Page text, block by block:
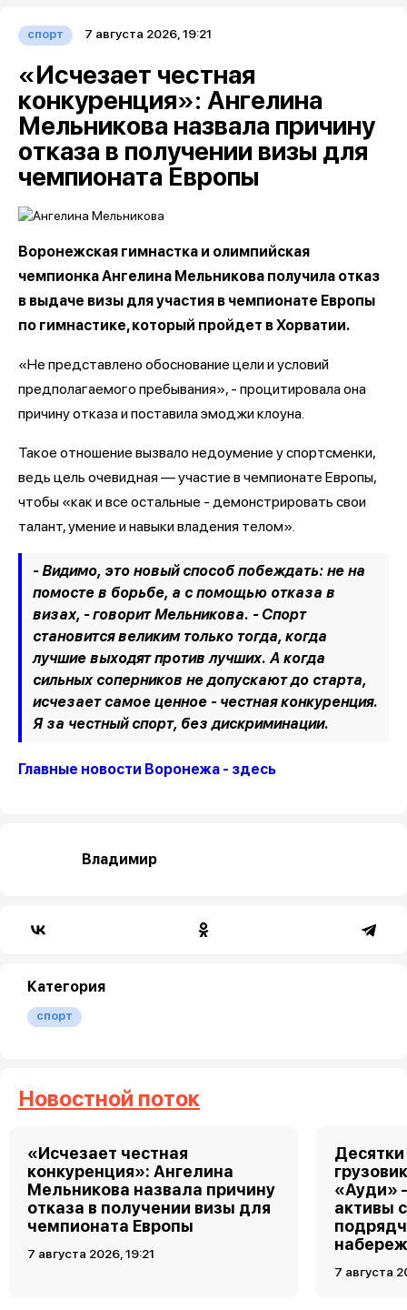
спорт 7 августа 2026, 19:21
«Исчезает честная
конкуренция»: Ангелина
Мельникова назвала причину
отказа в получении визы для
чемпионата Европы
Воронежская гимнастка и олимпийская
чемпионка Ангелина Мельникова получила отказ
в выдаче визы для участия в чемпионате Европы
по гимнастике, который пройдет в Хорватии.
«Не представлено обоснование цели и условий
предполагаемого пребывания», - процитировала она
причину отказа и поставила эмоджи клоуна.
Такое отношение вызвало недоумение у спортсменки,
ведь цель очевидная — участие в чемпионате Европы,
чтобы «как и все остальные - демонстрировать свои
талант, умение и навыки владения телом».
- Видимо, это новый способ побеждать: не на
помосте в борьбе, а с помощью отказа в
визах, - говорит Мельникова. - Спорт
становится великим только тогда, когда
лучшие выходят против лучших. А когда
сильных соперников не допускают до старта,
исчезает самое ценное - честная конкуренция.
Я за честный спорт, без дискриминации.
Главные новости Воронежа - здесь
Владимир
Категория
спорт
Новостной поток
«Исчезает честная
конкуренция»: Ангелина
Мельникова назвала причину
отказа в получении визы для
чемпионата Европы
7 августа 2026, 19:21
«Ауди»
активы
7 августа